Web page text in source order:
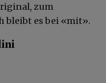
zum
bleibt es bei «mit».